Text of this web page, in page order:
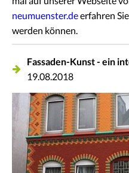
neumuenster.deerfahren
werden können.
Fassaden-Kunst - ein
19.08.2018